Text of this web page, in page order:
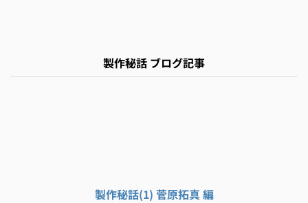
製作秘話 ブログ記事
製作秘話(1) 菅原拓真 編